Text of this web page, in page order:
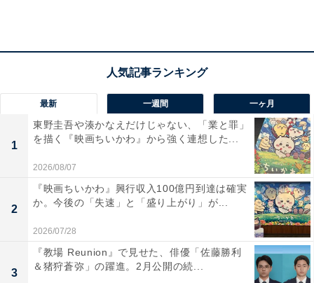
が、国家レベルで対策すべきだと長門に提案し始まった
ものだったのです。明かされる事実に一同が驚愕する
中、視聴者投票の〆切の時刻に。結果は僅差で「愛する
人」が上回り鬼たちの勝利。しかし青鬼は、知事と自分
に打ったのはただの生理食塩水だと言います。
さらに、まだ暴かれていない罪があると青鬼。自分が鬼
になったすべての始まりは武蔵だと言い、これから起こ
ることを記録して公表しろと因幡に指示。裕子を人質に
最新 一週間 一ヶ月
1
東野圭吾や湊かなえだけじゃない、「業と罪」
を描く『映画ちいかわ』から強く連想した...
2026/08/07
2
『映画ちいかわ』興行収入100億円到達は確実
か。今後の「失速」と「盛り上がり」が...
2026/07/28
3
『教場 Reunion』で見せた、俳優「佐藤勝利
＆猪狩蒼弥」の躍進。2月公開の続...